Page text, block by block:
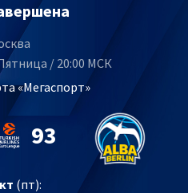
/ 20:00 МСК
«Мегаспорт»
93
(пт):